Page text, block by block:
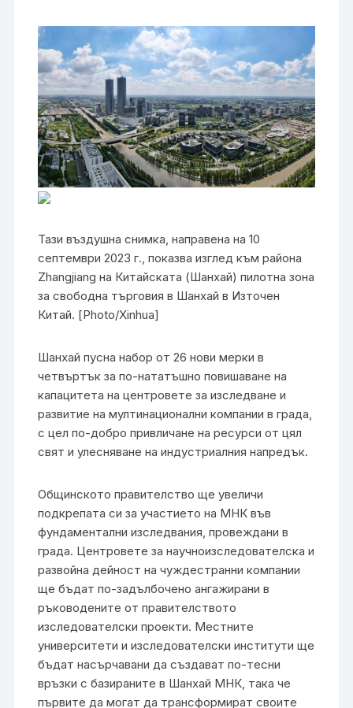
Тази въздушна снимка, направена на 10
септември 2023 г., показва изглед към района
Zhangjiang на Китайската (Шанхай) пилотна зона
за свободна търговия в Шанхай в Източен
Китай. [Photo/Xinhua]
Шанхай пусна набор от 26 нови мерки в
четвъртък за по-нататъшно повишаване на
капацитета на центровете за изследване и
развитие на мултинационални компании в града,
с цел по-добро привличане на ресурси от цял ​​
свят и улесняване на индустриалния напредък.
Общинското правителство ще увеличи
подкрепата си за участието на МНК във
фундаментални изследвания, провеждани в
града. Центровете за научноизследователска и
развойна дейност на чуждестранни компании
ще бъдат по-задълбочено ангажирани в
ръководените от правителството
изследователски проекти. Местните
университети и изследователски институти ще
бъдат насърчавани да създават по-тесни
връзки с базираните в Шанхай МНК, така че
първите да могат да трансформират своите